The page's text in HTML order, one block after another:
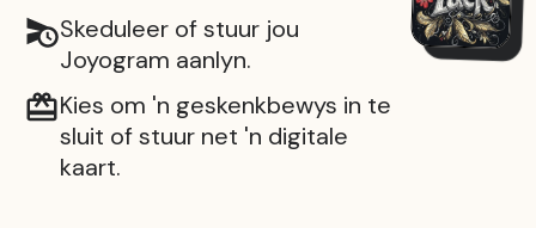
Skeduleer of stuur jou
Joyogram aanlyn.
Kies om 'n geskenkbewys in te
sluit of stuur net 'n digitale
kaart.